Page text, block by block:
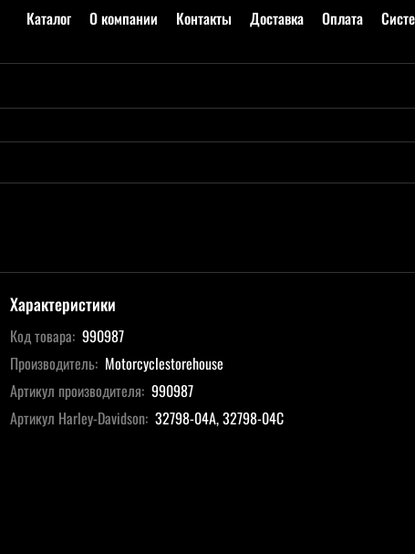
Каталог О компании Контакты Доставка Оплата
Характеристики
Код товара: 990987
Производитель: Motorcyclestorehouse
Артикул производителя: 990987
Артикул Harley-Davidson: 32798-04A, 32798-04C